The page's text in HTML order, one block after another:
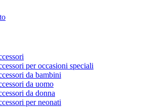
per occasioni speciali
da bambini
da uomo
da donna
per neonati